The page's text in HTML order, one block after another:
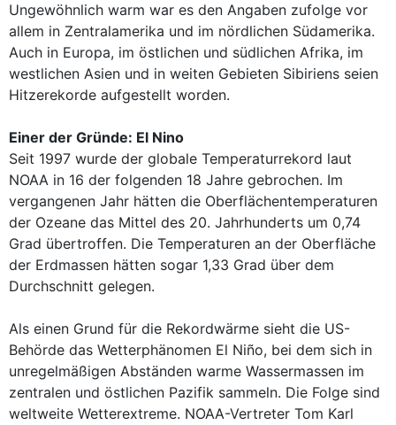
Ungewöhnlich warm war es den Angaben zufolge vor
allem in Zentralamerika und im nördlichen Südamerika.
Auch in Europa, im östlichen und südlichen Afrika, im
westlichen Asien und in weiten Gebieten Sibiriens seien
Hitzerekorde aufgestellt worden.
Einer der Gründe: El Nino
Seit 1997 wurde der globale Temperaturrekord laut
NOAA in 16 der folgenden 18 Jahre gebrochen. Im
vergangenen Jahr hätten die Oberflächentemperaturen
der Ozeane das Mittel des 20. Jahrhunderts um 0,74
Grad übertroffen. Die Temperaturen an der Oberfläche
der Erdmassen hätten sogar 1,33 Grad über dem
Durchschnitt gelegen.
Als einen Grund für die Rekordwärme sieht die US-
Behörde das Wetterphänomen El Niño, bei dem sich in
unregelmäßigen Abständen warme Wassermassen im
zentralen und östlichen Pazifik sammeln. Die Folge sind
weltweite Wetterextreme. NOAA-Vertreter Tom Karl